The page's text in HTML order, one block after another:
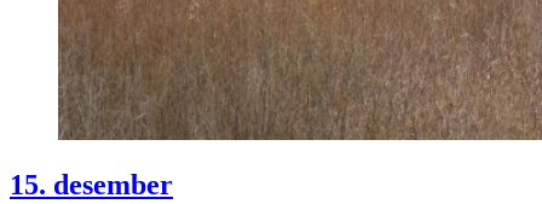
15. desember